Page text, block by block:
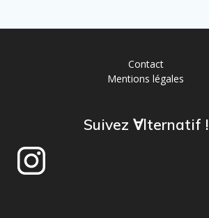
Contact
Mentions légales
Suivez ∀lternatif !